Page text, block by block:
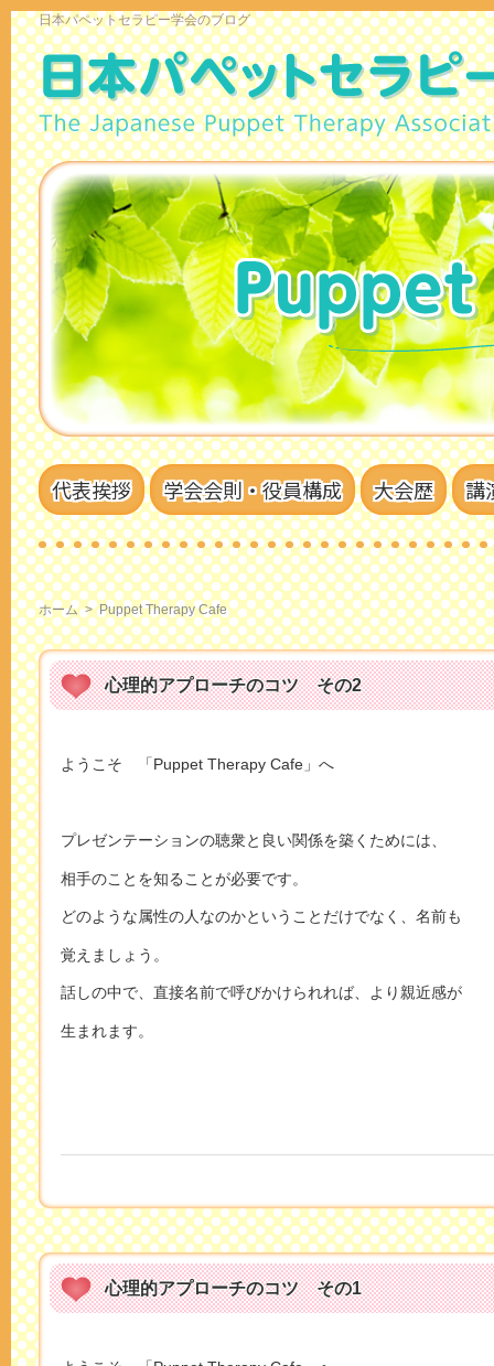
日本パペットセラピー学会のブログ
代表挨拶 学会会則・役員構成 大会歴 講
ホーム > Puppet Therapy Cafe
心理的アプローチのコツ その2
ようこそ 「Puppet Therapy Cafe」へ
プレゼンテーションの聴衆と良い関係を築くためには、
相手のことを知ることが必要です。
どのような属性の人なのかということだけでなく、名前も
覚えましょう。
話しの中で、直接名前で呼びかけられれば、より親近感が
生まれます。
心理的アプローチのコツ その1